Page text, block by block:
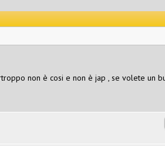
non è cosi e non è jap , se volete un